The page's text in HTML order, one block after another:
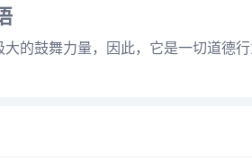
大的鼓舞力量，因此，它是一切道德